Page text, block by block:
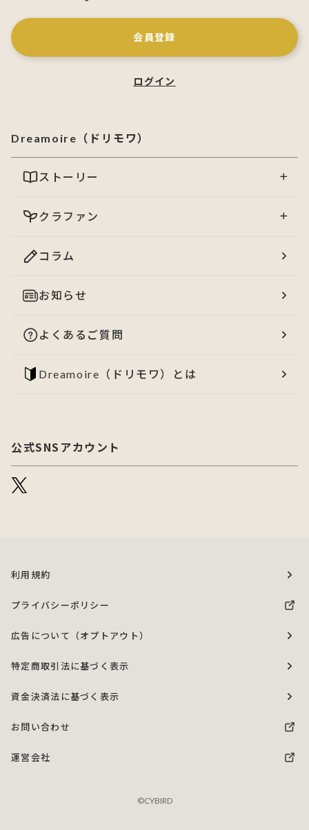
会員登録
ログイン
Dreamoire（ドリモワ）
ストーリー
クラファン
コラム
お知らせ
よくあるご質問
Dreamoire（ドリモワ）とは
公式SNSアカウント
利用規約
プライバシーポリシー
広告について（オプトアウト）
特定商取引法に基づく表示
資金決済法に基づく表示
お問い合わせ
運営会社
©CYBIRD